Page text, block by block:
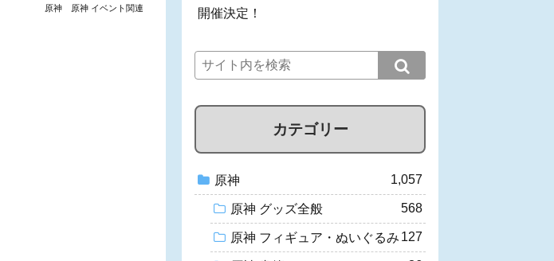
原神
原神 イベント関連
開催決定！
カテゴリー
原神 1,057
原神 グッズ全般 568
原神 フィギュア・ぬいぐるみ 127